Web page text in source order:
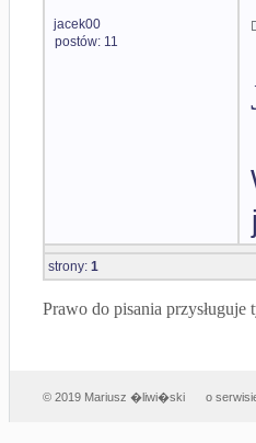
jacek00
postów: 11
strony: 1
Prawo do pisania
© 2019 Mariusz �liwi�ski o